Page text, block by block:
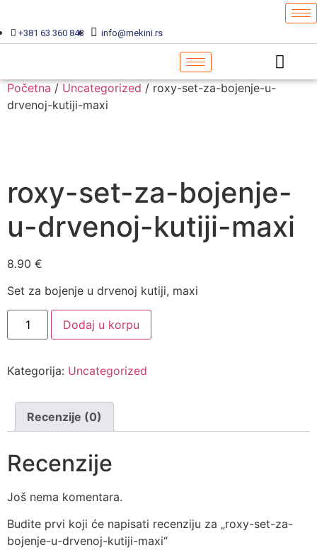
+381 63 360 843 info@mekini.rs
Početna / Uncategorized / roxy-set-za-bojenje-u-
drvenoj-kutiji-maxi
roxy-set-za-bojenje-
u-drvenoj-kutiji-maxi
8.90 €
Set za bojenje u drvenoj kutiji, maxi
Dodaj u korpu
Kategorija: Uncategorized
Recenzije (0)
Recenzije
Još nema komentara.
Budite prvi koji će napisati recenziju za „roxy-set-za-
bojenje-u-drvenoj-kutiji-maxi“